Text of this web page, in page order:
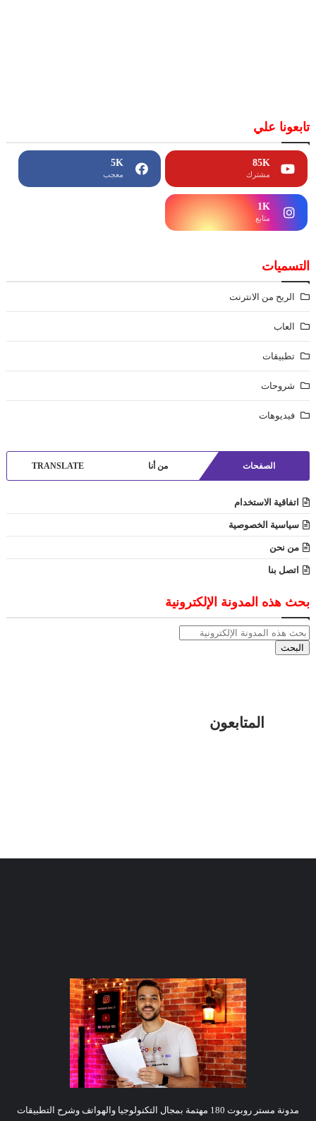
تابعونا علي
85K
مشترك
5K
معجب
1K
متابع
التسميات
الربح من الانترنت
العاب
تطبيقات
شروحات
فيديوهات
الصفحات من أنا TRANSLATE
اتفاقية الاستخدام
سياسية الخصوصية
من نحن
اتصل بنا
بحث هذه المدونة الإلكترونية
المتابعون
مدونة مستر روبوت 180 مهتمة بمجال التكنولوجيا والهواتف وشرح التطبيقات